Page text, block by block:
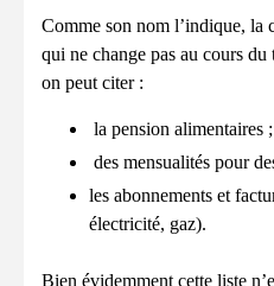
Comme son nom l’indique, la
qui ne change pas au cours
on peut citer :
la pension alimentaires ;
des mensualités pour
les abonnements et
électricité, gaz).
Bien évidemment cette liste